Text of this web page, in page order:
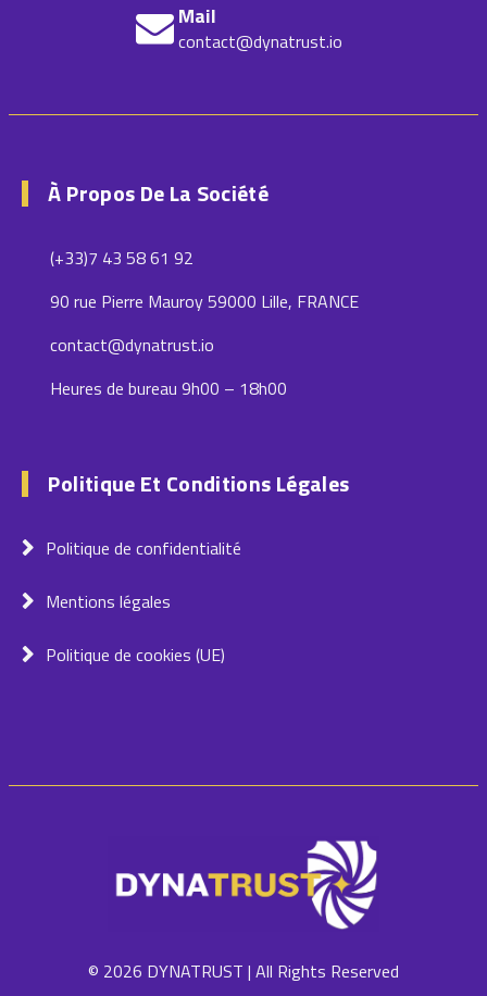
Mail
contact@dynatrust.io
À Propos De La Société
(+33)7 43 58 61 92
90 rue Pierre Mauroy 59000 Lille, FRANCE
contact@dynatrust.io
Heures de bureau 9h00 – 18h00
Politique Et Conditions Légales
Politique de confidentialité
Mentions légales
Politique de cookies (UE)
© 2026 DYNATRUST | All Rights Reserved